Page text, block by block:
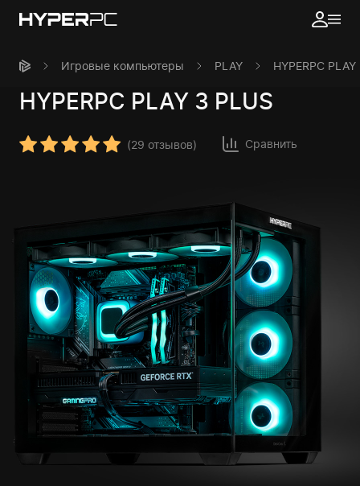
Игровые компьютеры PLAY HYPERPC
HYPERPC PLAY 3 PLUS
(29 отзывов) Сравнить